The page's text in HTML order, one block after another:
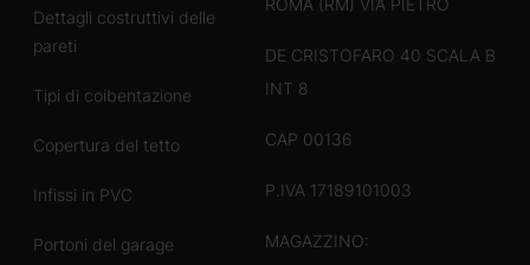
Dettagli costruttivi delle
pareti
Tipi di coibentazione
Copertura del tetto
Infissi in PVC
Portoni del garage
ROMA (RM) VIA PIETRO
DE CRISTOFARO 40 SCALA B
INT 8
CAP 00136
P.IVA 17189101003
MAGAZZINO: